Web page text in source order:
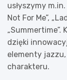
usłyszymy m.in.
Not For Me”,
dzięki
elementy
charakteru.